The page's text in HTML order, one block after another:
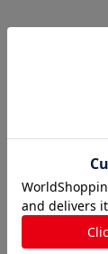
原口 ギフトボッ
ー 301HT 10個/束
単位5束）【直送